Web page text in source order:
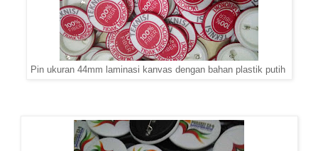
Pin ukuran 44mm laminasi kanvas dengan bahan plastik putih